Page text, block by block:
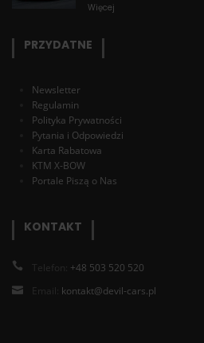
Więcej
PRZYDATNE
Newsletter
Regulamin
Polityka Prywatności
Pytania i Odpowiedzi
Karta Rabatowa
KTM X-BOW
Portale Piszą o Nas
KONTAKT
Telefon: +48 503 520 520
Email: kontakt@devil-cars.pl